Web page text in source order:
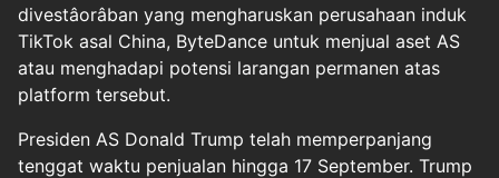
divestâorâban yang mengharuskan perusahaan induk
TikTok asal China, ByteDance untuk menjual aset AS
atau menghadapi potensi larangan permanen atas
platform tersebut.
Presiden AS Donald Trump telah memperpanjang
tenggat waktu penjualan hingga 17 September. Trump